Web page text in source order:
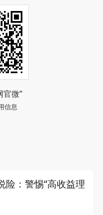
官微”
信息
险：警惕“高收益理